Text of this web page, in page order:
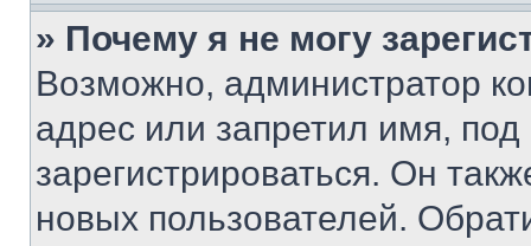
» Почему я не могу
Возможно, администратор
адрес или запретил имя,
зарегистрироваться. Он
новых пользователей.